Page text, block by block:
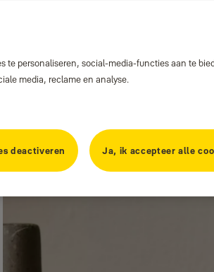
te personaliseren, social-media-functies aan te
media, reclame en analyse.
deactiveren
Ja, ik accepteer alle